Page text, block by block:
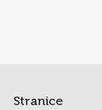
Stranice